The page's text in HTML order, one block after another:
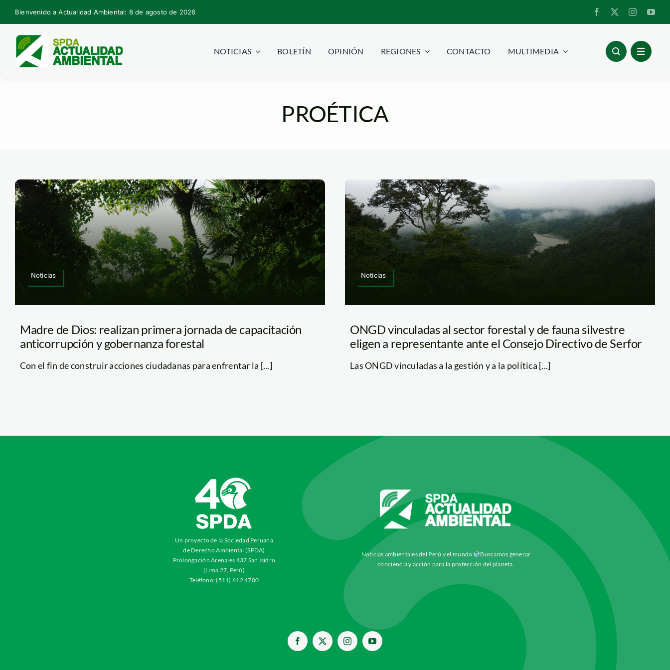
Skip
to
content
Bienvenido a Actualidad Ambiental: 8 de agosto de 2026
NOTICIAS BOLETÍN OPINIÓN REGIONES CONTACTO MULTIMEDIA
PROÉTICA
Noticias
Madre de Dios: realizan primera jornada de capacitación
anticorrupción y gobernanza forestal
Con el fin de construir acciones ciudadanas para enfrentar la [...]
Noticias
ONGD vinculadas al sector forestal y de fauna silvestre
eligen a representante ante el Consejo Directivo de Serfor
Las ONGD vinculadas a la gestión y a la política [...]
Un proyecto de la Sociedad Peruana
de Derecho Ambiental (SPDA)
Prolongación Arenales 437 San Isidro
(Lima 27, Perú)
Teléfono: (511) 612 4700
Noticias ambientales del Perú y el mundo
Buscamos generar
conciencia y acción para la protección del planeta.